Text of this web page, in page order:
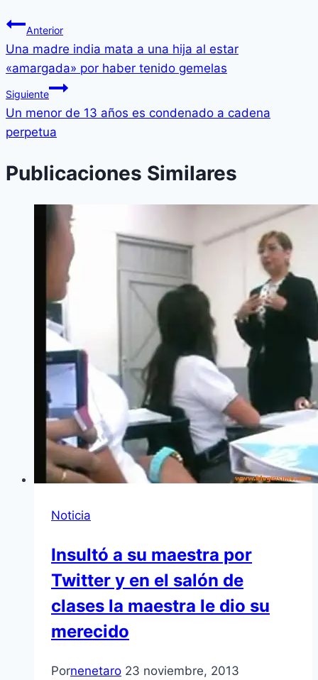
Anterior
Una madre india mata a una hija al estar
«amargada» por haber tenido gemelas
Siguiente
Un menor de 13 años es condenado a cadena
perpetua
Publicaciones Similares
Noticia
Insultó a su maestra por
Twitter y en el salón de
clases la maestra le dio su
merecido
Pornenetaro 23 noviembre, 2013